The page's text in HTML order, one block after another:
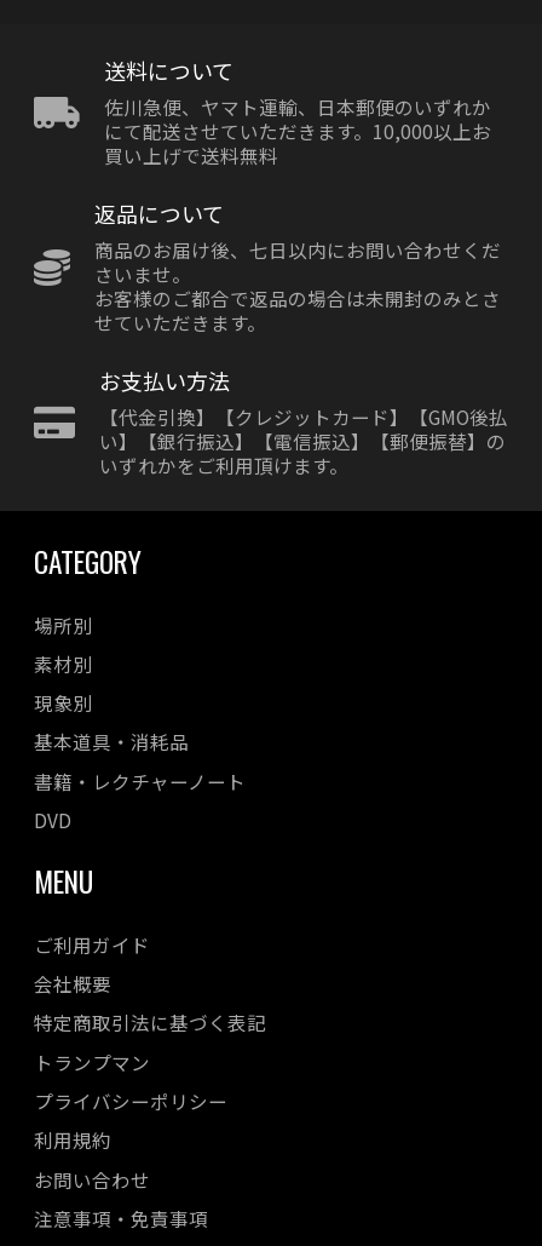
送料について
佐川急便、ヤマト運輸、日本郵便のいずれか
にて配送させていただきます。10,000以上お
買い上げで送料無料
返品について
商品のお届け後、七日以内にお問い合わせくだ
さいませ。
お客様のご都合で返品の場合は未開封のみとさ
せていただきます。
お支払い方法
【代金引換】【クレジットカード】【GMO後払
い】【銀行振込】【電信振込】【郵便振替】の
いずれかをご利用頂けます。
CATEGORY
場所別
素材別
現象別
基本道具・消耗品
書籍・レクチャーノート
DVD
MENU
ご利用ガイド
会社概要
特定商取引法に基づく表記
トランプマン
プライバシーポリシー
利用規約
お問い合わせ
注意事項・免責事項